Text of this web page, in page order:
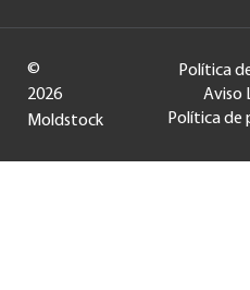
©
2026
Moldstock
Política
Aviso
Política de